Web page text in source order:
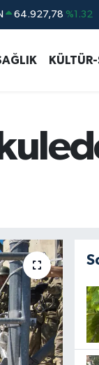
64.927,78 %1.32
55,0398 %-0.02
BİST100 13.703 %11